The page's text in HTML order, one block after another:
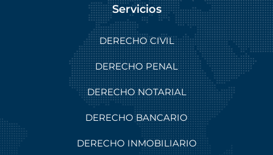
Servicios
DERECHO CIVIL
DERECHO PENAL
DERECHO NOTARIAL
DERECHO BANCARIO
DERECHO INMOBILIARIO